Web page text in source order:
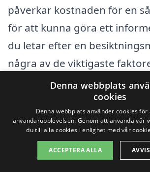
påverkar kostnaden för en
för att kunna göra ett
du letar efter en
några av de viktigaste
bidrar till kostnaden:
Typ av fastighet:Priset
om det är en villa,
annan typ av byggnad.
Denna webbplats
cookies
Denna webbplats använder cookies
användarupplevelsen. Genom att använda vår
du till alla cookies i enlighet med vår
ACCEPTERA ALLA